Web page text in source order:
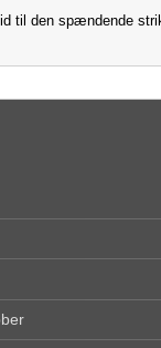
til den spændende